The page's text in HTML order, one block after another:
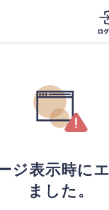
ジ表示時に
ました。